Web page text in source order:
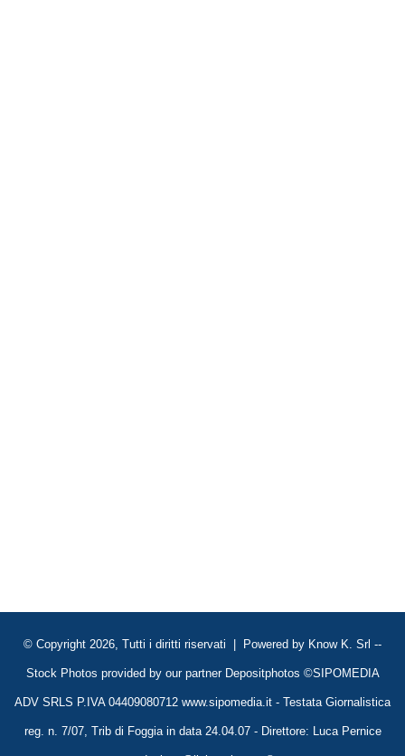
© Copyright 2026, Tutti i diritti riservati | Powered by Know K. Srl --
Stock Photos provided by our partner Depositphotos ©SIPOMEDIA
ADV SRLS P.IVA 04409080712 www.sipomedia.it - Testata Giornalistica
reg. n. 7/07, Trib di Foggia in data 24.04.07 - Direttore: Luca Pernice